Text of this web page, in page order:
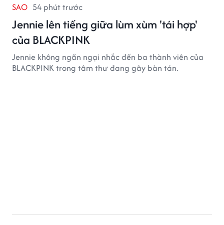
SAO 54 phút trước
Jennie lên tiếng giữa lùm xùm 'tái hợp'
của BLACKPINK
Jennie không ngần ngại nhắc đến ba thành viên của
BLACKPINK trong tâm thư đang gây bàn tán.